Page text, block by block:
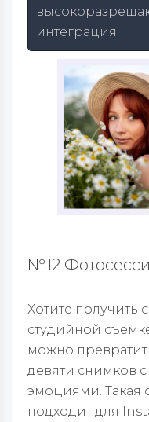
интеграция.
№12
Хотите получить
студийной
можно
девяти снимков
эмоциями. Такая
подходит для